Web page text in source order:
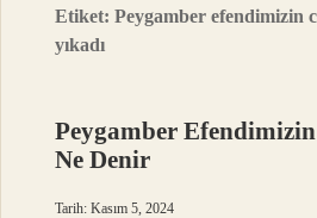
Etiket:Peygamber efendimizin
yıkadı
Peygamber
Ne Denir
Tarih: Kasım 5, 2024